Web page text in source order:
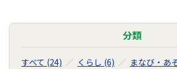
分類
すべて (24) くらし (6)
まなび・あ